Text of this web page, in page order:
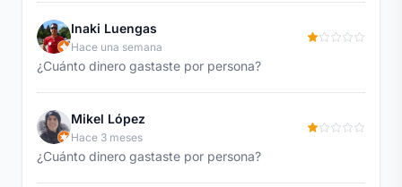
Inaki Luengas
Hace una semana
¿Cuánto dinero gastaste por persona?
Mikel López
Hace 3 meses
¿Cuánto dinero gastaste por persona?